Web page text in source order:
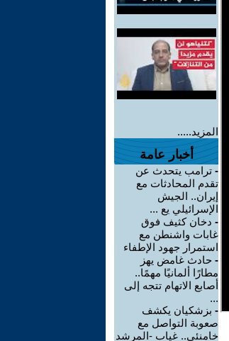
المزيد.....
أخبار عامة
- ترامب يتحدث عن
تقدم المحادثات مع
إيران.. الجيش
الإسرائيلي يع ...
- دخان كثيف فوق
غابات واشنطن مع
استمرار جهود الإطفاء
- حادث غامض يهز
مطارًا ألمانيًا مهمًا..
أصابع الاتهام تتجه إلى
...
- بزشكيان يكشف
صعوبة التواصل مع
خامنئي.. غياب -المرشد